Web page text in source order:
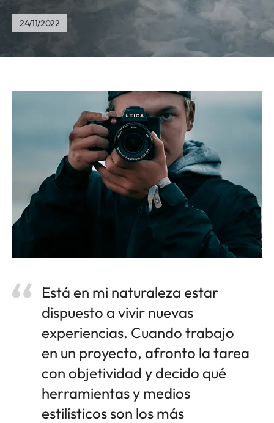
24/11/2022
Está en mi naturaleza estar
dispuesto a vivir nuevas
experiencias. Cuando trabajo
en un proyecto, afronto la tarea
con objetividad y decido qué
herramientas y medios
estilísticos son los más